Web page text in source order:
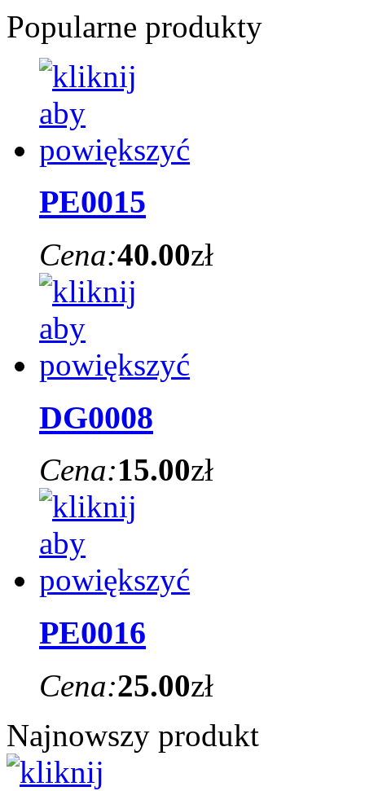
Popularne produkty
PE0015
Cena:40.00zł
DG0008
Cena:15.00zł
PE0016
Cena:25.00zł
Najnowszy produkt